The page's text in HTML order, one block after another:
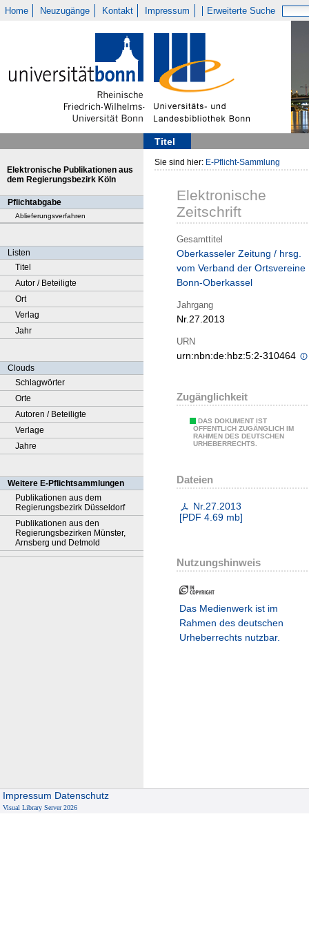
Home Neuzugänge Kontakt Impressum Erweiterte Suche
Titel
Elektronische Publikationen aus
dem Regierungsbezirk Köln
Pflichtabgabe
Ablieferungsverfahren
Listen
Titel
Autor / Beteiligte
Ort
Verlag
Jahr
Clouds
Schlagwörter
Orte
Autoren / Beteiligte
Verlage
Jahre
Weitere E-Pflichtsammlungen
Publikationen aus dem
Regierungsbezirk Düsseldorf
Publikationen aus den
Regierungsbezirken Münster,
Arnsberg und Detmold
Sie sind hier: E-Pflicht-Sammlung
Elektronische
Zeitschrift
Gesamttitel
Oberkasseler Zeitung / hrsg.
vom Verband der Ortsvereine
Bonn-Oberkassel
Jahrgang
Nr.27.2013
URN
urn:nbn:de:hbz:5:2-310464
Zugänglichkeit
DAS DOKUMENT IST
ÖFFENTLICH ZUGÄNGLICH IM
RAHMEN DES DEUTSCHEN
URHEBERRECHTS.
Dateien
Nr.27.2013
[PDF 4.69 mb]
Nutzungshinweis
Das Medienwerk ist im
Rahmen des deutschen
Urheberrechts nutzbar.
Impressum Datenschutz
Visual Library Server 2026